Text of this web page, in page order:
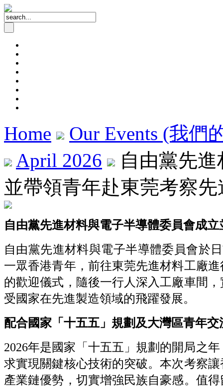
Home
Our Events (我們
April 2026
自由黨先
並帶領青年赴東莞考察
自由黨先進材料與電子半導體委員會成
自由黨先進材料與電子半導體委員會於
一眾香港青年，前往東莞先進材料工廠
的歡迎儀式，隨後一行人深入工廠車間
受國家在先進製造領域的飛躍發展。
配合國家「十五五」規劃及大灣區青年
2026年是國家「十五五」規劃的開局之
求實現關鍵核心技術的突破。本次考察
產業鏈優勢，切實增強民族自豪感。值